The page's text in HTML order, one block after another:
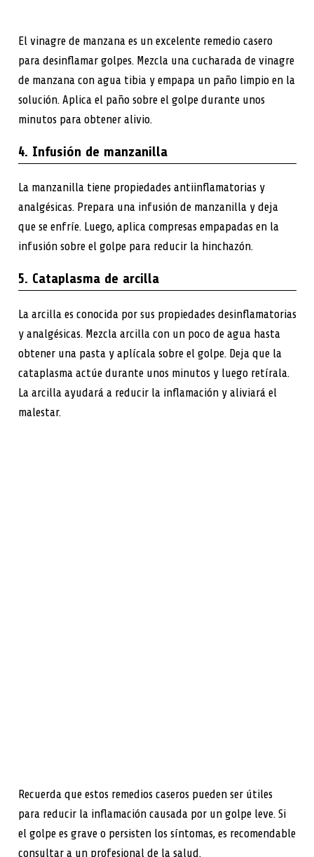
El vinagre de manzana es un excelente remedio casero
para desinflamar golpes. Mezcla una cucharada de vinagre
de manzana con agua tibia y empapa un paño limpio en la
solución. Aplica el paño sobre el golpe durante unos
minutos para obtener alivio.
4. Infusión de manzanilla
La manzanilla tiene propiedades antiinflamatorias y
analgésicas. Prepara una infusión de manzanilla y deja
que se enfríe. Luego, aplica compresas empapadas en la
infusión sobre el golpe para reducir la hinchazón.
5. Cataplasma de arcilla
La arcilla es conocida por sus propiedades desinflamatorias
y analgésicas. Mezcla arcilla con un poco de agua hasta
obtener una pasta y aplícala sobre el golpe. Deja que la
cataplasma actúe durante unos minutos y luego retírala.
La arcilla ayudará a reducir la inflamación y aliviará el
malestar.
Recuerda que estos remedios caseros pueden ser útiles
para reducir la inflamación causada por un golpe leve. Si
el golpe es grave o persisten los síntomas, es recomendable
consultar a un profesional de la salud.